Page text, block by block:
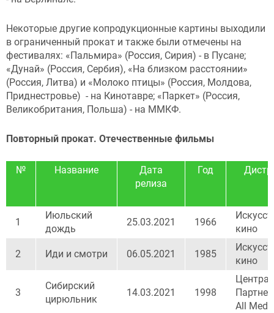
Некоторые другие копродукционные картины выходили
в ограниченный прокат и также были отмечены на
фестивалях: «Пальмира» (Россия, Сирия) - в Пусане;
«Дунай» (Россия, Сербия), «На близком расстоянии»
(Россия, Литва) и «Молоко птицы» (Россия, Молдова,
Приднестровье) - на Кинотавре; «Паркет» (Россия,
Великобритания, Польша) - на ММКФ.
Повторный прокат. Отечественные фильмы
№ Название
Дата
релиза
Год
1
Июльский
дождь
25.03.2021 1966
кино
2 Иди и смотри 06.05.2021 1985
кино
3
Сибирский
цирюльник
14.03.2021 1998
Централ
All